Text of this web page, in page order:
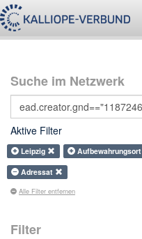
Suche im Netzwerk
Aktive Filter
Leipzig Aufbewahrungsort
Adressat
Alle Filter entfernen
Filter